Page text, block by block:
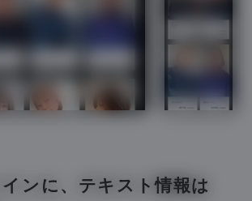
ンに、テキスト情報は